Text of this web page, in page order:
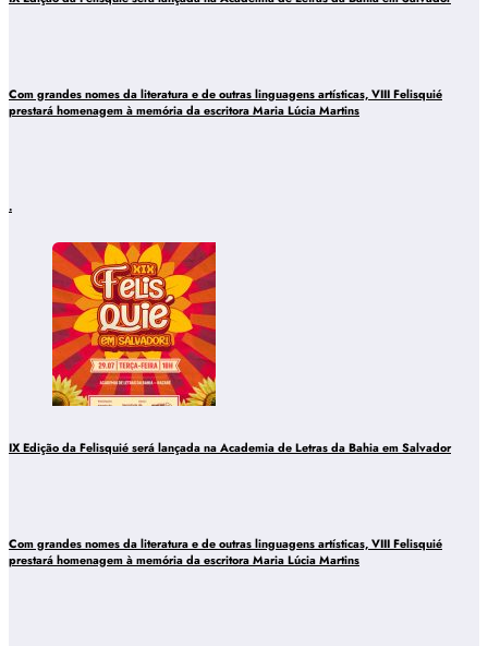
Com grandes nomes da literatura e de outras linguagens artísticas, VIII Felisquié
prestará homenagem à memória da escritora Maria Lúcia Martins
.
IX Edição da Felisquié será lançada na Academia de Letras da Bahia em Salvador
Com grandes nomes da literatura e de outras linguagens artísticas, VIII Felisquié
prestará homenagem à memória da escritora Maria Lúcia Martins